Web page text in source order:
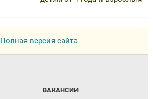
Полная версия сайта
ВАКАНСИИ